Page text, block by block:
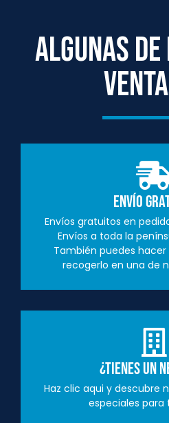
ALGUNAS
Envío
Envíos gratuitos en
Envíos a toda la
También puedes
recogerlo en una de
¿Tienes un
Haz clic aqui y descubre
especiales para